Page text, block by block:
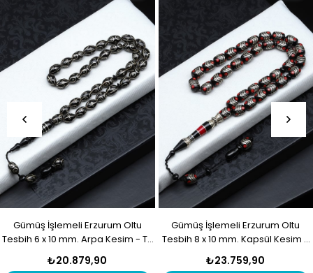
Gümüş İşlemeli Erzurum Oltu
Tesbih 6 x 10 mm. Arpa Kesim - T-
₺20.879,90
Gümüş İşlemeli Erzurum Oltu
Tesbih 8 x 10 mm. Kapsül Kesim -
₺23.759,90